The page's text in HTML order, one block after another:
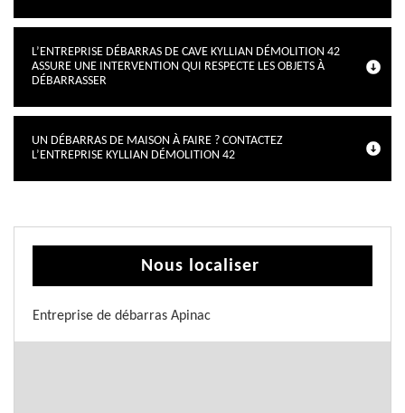
L’ENTREPRISE DÉBARRAS DE CAVE KYLLIAN DÉMOLITION 42
ASSURE UNE INTERVENTION QUI RESPECTE LES OBJETS À
DÉBARRASSER
UN DÉBARRAS DE MAISON À FAIRE ? CONTACTEZ
L’ENTREPRISE KYLLIAN DÉMOLITION 42
Nous localiser
Entreprise de débarras Apinac